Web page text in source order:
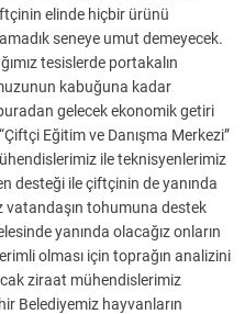
elinde hiçbir ürünü
seneye umut demeyecek.
tesislerde portakalın
kabuğuna kadar
gelecek ekonomik getiri
Eğitim ve Danışma Merkezi”
ile teknisyenlerimiz
desteği ile çiftçinin de yanında
vatandaşın tohumuna destek
yanında olacağız onların
olması için toprağın analizini
ziraat mühendislerimiz
Belediyemiz hayvanların